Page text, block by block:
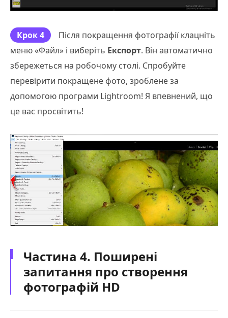
Крок 4
Після покращення фотографії клацніть
меню «Файл» і виберіть Експорт. Він автоматично
збережеться на робочому столі. Спробуйте
перевірити покращене фото, зроблене за
допомогою програми Lightroom! Я впевнений, що
це вас просвітить!
Частина 4. Поширені
запитання про створення
фотографій HD